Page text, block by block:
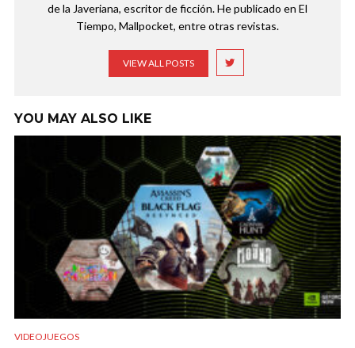
de la Javeriana, escritor de ficción. He publicado en El
Tiempo, Mallpocket, entre otras revistas.
VIEW ALL POSTS
YOU MAY ALSO LIKE
VIDEOJUEGOS